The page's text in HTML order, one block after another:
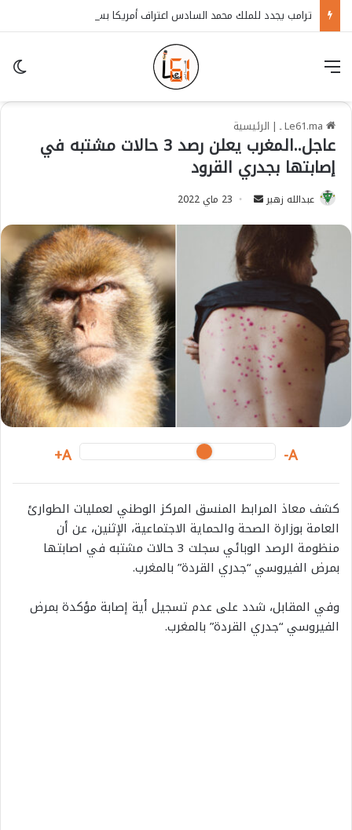
| الرئيسية
عاجل..المغرب يعلن رصد 3 حالات مشتبه في
إصابتها بجدري القرود
عبدالله زهير
d
a
e
m
a
i
23 ماي 2022
A-
A+
كشف معاذ المرابط المنسق المركز الوطني لعمليات الطوارئ
العامة بوزارة الصحة والحماية الاجتماعية، الإثنين، عن أن
منظومة الرصد الوبائي سجلت 3 حالات مشتبه في اصابتها
بمرض الفيروسي “جدري القردة” بالمغرب.
وفي المقابل، شدد على عدم تسجيل أية إصابة مؤكدة بمرض
الفيروسي “جدري القردة” بالمغرب.